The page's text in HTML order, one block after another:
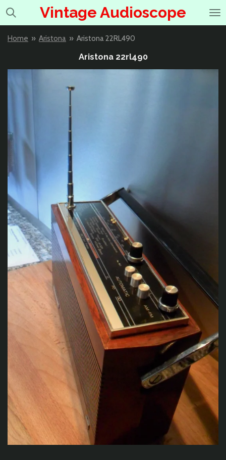
Ga
de
Vintage Audioscope
Home » Aristona » Aristona 22RL490
Aristona 22rl490